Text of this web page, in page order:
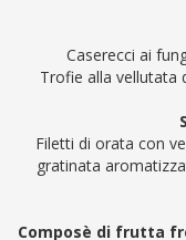
Caserecci ai
Trofie alla vellutata
Filetti di orata con
gratinata
Composè di frutta